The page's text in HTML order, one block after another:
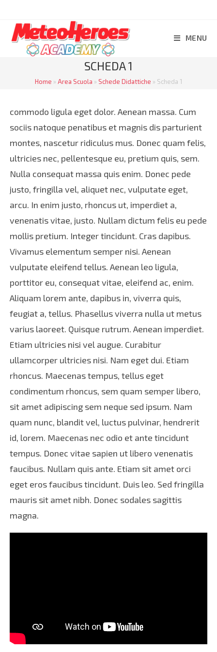
contenuto
MENU
SCHEDA 1
Home » Area Scuola » Schede Didattiche » Scheda 1
commodo ligula eget dolor. Aenean massa. Cum
sociis natoque penatibus et magnis dis parturient
montes, nascetur ridiculus mus. Donec quam felis,
ultricies nec, pellentesque eu, pretium quis, sem.
Nulla consequat massa quis enim. Donec pede
justo, fringilla vel, aliquet nec, vulputate eget,
arcu. In enim justo, rhoncus ut, imperdiet a,
venenatis vitae, justo. Nullam dictum felis eu pede
mollis pretium. Integer tincidunt. Cras dapibus.
Vivamus elementum semper nisi. Aenean
vulputate eleifend tellus. Aenean leo ligula,
porttitor eu, consequat vitae, eleifend ac, enim.
Aliquam lorem ante, dapibus in, viverra quis,
feugiat a, tellus. Phasellus viverra nulla ut metus
varius laoreet. Quisque rutrum. Aenean imperdiet.
Etiam ultricies nisi vel augue. Curabitur
ullamcorper ultricies nisi. Nam eget dui. Etiam
rhoncus. Maecenas tempus, tellus eget
condimentum rhoncus, sem quam semper libero,
sit amet adipiscing sem neque sed ipsum. Nam
quam nunc, blandit vel, luctus pulvinar, hendrerit
id, lorem. Maecenas nec odio et ante tincidunt
tempus. Donec vitae sapien ut libero venenatis
faucibus. Nullam quis ante. Etiam sit amet orci
eget eros faucibus tincidunt. Duis leo. Sed fringilla
mauris sit amet nibh. Donec sodales sagittis
magna.